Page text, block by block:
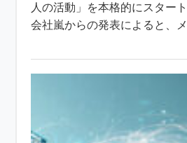
人の活動」を本格的にスター
会社嵐からの発表によると、